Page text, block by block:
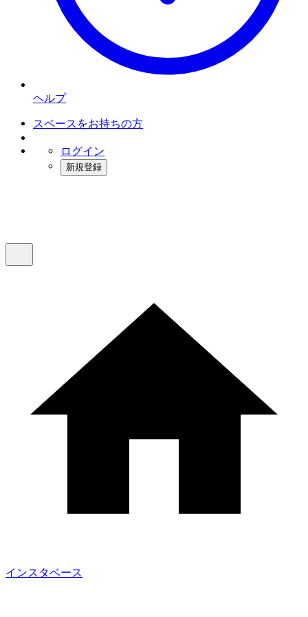
ヘルプ
スペースをお持ちの方
ログイン
新規登録
インスタベース